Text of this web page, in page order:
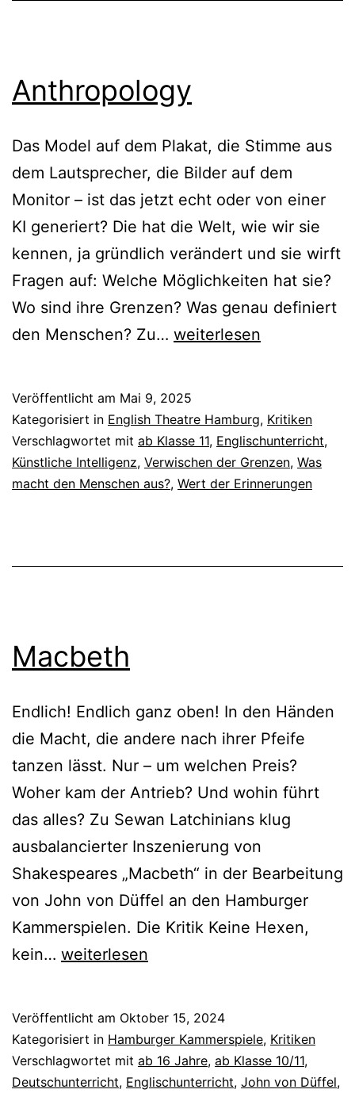
Anthropology
Das Model auf dem Plakat, die Stimme aus
dem Lautsprecher, die Bilder auf dem
Monitor – ist das jetzt echt oder von einer
KI generiert? Die hat die Welt, wie wir sie
kennen, ja gründlich verändert und sie wirft
Fragen auf: Welche Möglichkeiten hat sie?
Wo sind ihre Grenzen? Was genau definiert
den Menschen? Zu… Anthropology
weiterlesen
Veröffentlicht am Mai 9, 2025
Kategorisiert in English Theatre Hamburg, Kritiken
Verschlagwortet mit ab Klasse 11, Englischunterricht,
Künstliche Intelligenz, Verwischen der Grenzen, Was
macht den Menschen aus?, Wert der Erinnerungen
Macbeth
Endlich! Endlich ganz oben! In den Händen
die Macht, die andere nach ihrer Pfeife
tanzen lässt. Nur – um welchen Preis?
Woher kam der Antrieb? Und wohin führt
das alles? Zu Sewan Latchinians klug
ausbalancierter Inszenierung von
Shakespeares „Macbeth“ in der Bearbeitung
von John von Düffel an den Hamburger
Kammerspielen. Die Kritik Keine Hexen,
kein… Macbeth
weiterlesen
Veröffentlicht am Oktober 15, 2024
Kategorisiert in Hamburger Kammerspiele, Kritiken
Verschlagwortet mit ab 16 Jahre, ab Klasse 10/11,
Deutschunterricht, Englischunterricht, John von Düffel,